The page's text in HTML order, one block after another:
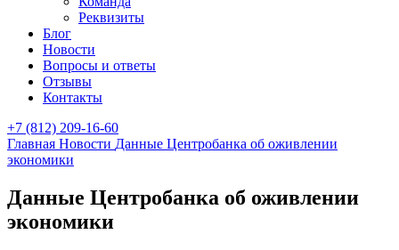
Реквизиты
Блог
Новости
Вопросы и ответы
Отзывы
Контакты
+7 (812) 209-16-60
Главная Новости Данные Центробанка об оживлении
экономики
Данные Центробанка об оживлении
экономики